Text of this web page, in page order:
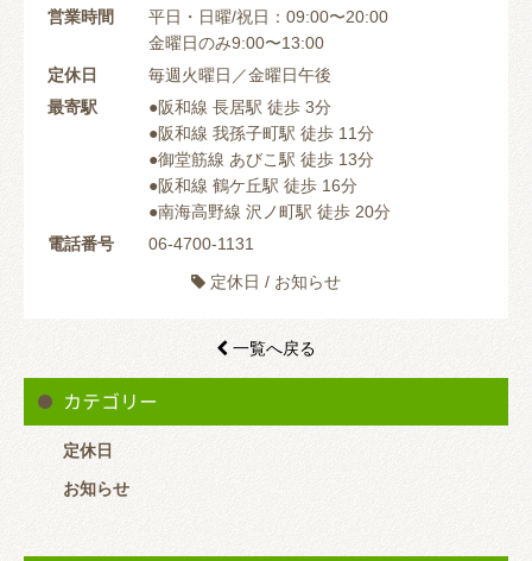
営業時間
平日・日曜/祝日：09:00〜20:00
金曜日のみ9:00〜13:00
定休日
毎週火曜日／金曜日午後
最寄駅
●阪和線 長居駅 徒歩 3分
●阪和線 我孫子町駅 徒歩 11分
●御堂筋線 あびこ駅 徒歩 13分
●阪和線 鶴ケ丘駅 徒歩 16分
●南海高野線 沢ノ町駅 徒歩 20分
電話番号
06-4700-1131
 定休日 / お知らせ
 一覧へ戻る
カテゴリー
定休日
お知らせ